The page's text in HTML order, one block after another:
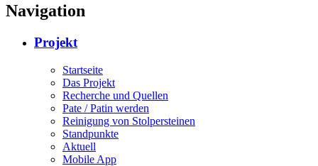
Navigation
Projekt
Startseite
Das Projekt
Recherche und Quellen
Pate / Patin werden
Reinigung von Stolpersteinen
Standpunkte
Aktuell
Mobile App